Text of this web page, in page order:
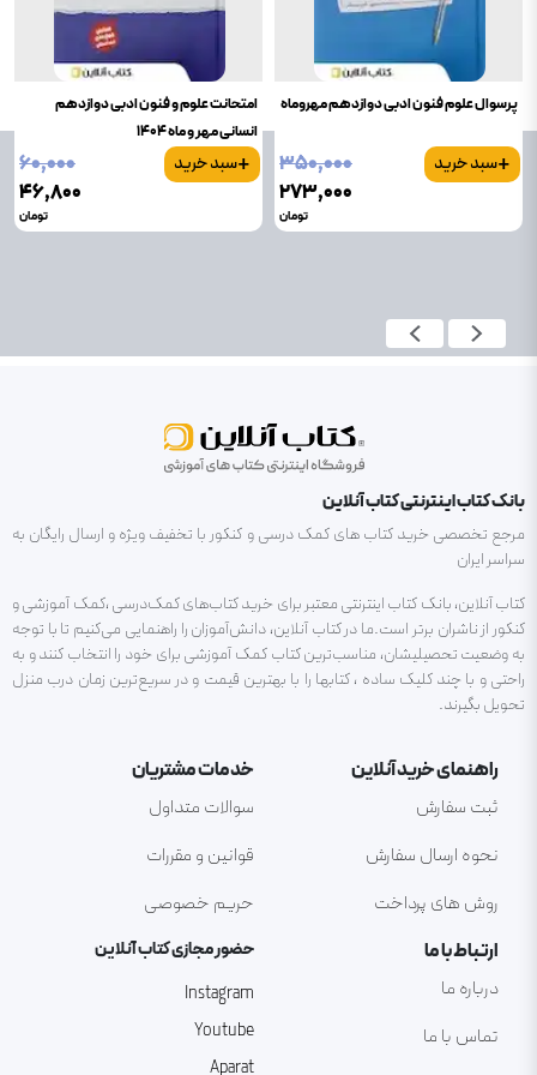
پرسوال علوم فنون ادبی دوازدهم مهروماه
+سبد خرید
۳۵۰٬۰۰۰
۲۷۳٬۰۰۰
تومان
امتحانت علوم و فنون ادبی دوازدهم
انسانی مهر و ماه 1404
+سبد خرید
۶۰٬۰۰۰
۴۶٬۸۰۰
تومان
بانک کتاب اینترنتی کتاب آنلاین
مرجع تخصصی خرید کتاب های کمک درسی و کنکور با تخفیف ویژه و ارسال رایگان به
سراسر ایران
کتاب آنلاین، بانک کتاب اینترنتی معتبر برای خرید کتاب‌های کمک‌درسی ،کمک آموزشی و
کنکور از ناشران برتر است.ما در کتاب آنلاین، دانش‌آموزان را راهنمایی می‌کنیم تا با توجه
به وضعیت تحصیلیشان، مناسب‌ترین کتاب کمک آموزشی برای خود را انتخاب کنند و به
راحتی و با چند کلیک ساده ، کتابها را با بهترین قیمت و در سریع‌ترین زمان درب منزل
تحویل بگیرند.
راهنمای خرید آنلاین
ثبت سفارش
نحوه ارسال سفارش
روش های پرداخت
خدمات مشتریان
سوالات متداول
قوانین و مقررات
حریم خصوصی
ارتباط با ما
درباره ما
تماس با ما
حضور مجازی کتاب آنلاین
Instagram
Youtube
Aparat